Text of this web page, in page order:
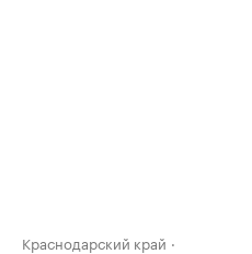
Краснодарский край